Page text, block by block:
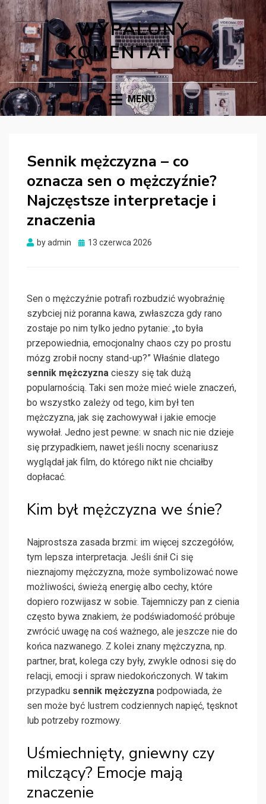
WYPALONY
KOMENTATOR
MENU
Sennik mężczyzna – co
oznacza sen o mężczyźnie?
Najczęstsze interpretacje i
znaczenia
byadmin
Posted
13 czerwca 2026
Sen o mężczyźnie potrafi rozbudzić wyobraźnię
szybciej niż poranna kawa, zwłaszcza gdy rano
zostaje po nim tylko jedno pytanie: „to była
przepowiednia, emocjonalny chaos czy po prostu
mózg zrobił nocny stand-up?” Właśnie dlatego
sennik mężczyzna cieszy się tak dużą
popularnością. Taki sen może mieć wiele znaczeń,
bo wszystko zależy od tego, kim był ten
mężczyzna, jak się zachowywał i jakie emocje
wywołał. Jedno jest pewne: w snach nic nie dzieje
się przypadkiem, nawet jeśli nocny scenariusz
wyglądał jak film, do którego nikt nie chciałby
dopłacać.
Kim był mężczyzna we śnie?
Najprostsza zasada brzmi: im więcej szczegółów,
tym lepsza interpretacja. Jeśli śnił Ci się
nieznajomy mężczyzna, może symbolizować nowe
możliwości, świeżą energię albo cechy, które
dopiero rozwijasz w sobie. Tajemniczy pan z cienia
często bywa znakiem, że podświadomość próbuje
zwrócić uwagę na coś ważnego, ale jeszcze nie do
końca nazwanego. Z kolei znany mężczyzna, np.
partner, brat, kolega czy były, zwykle odnosi się do
relacji, emocji i spraw niedokończonych. W takim
przypadku sennik mężczyzna podpowiada, że
sen może być lustrem codziennych napięć, tęsknot
lub potrzeby rozmowy.
Uśmiechnięty, gniewny czy
milczący? Emocje mają
znaczenie